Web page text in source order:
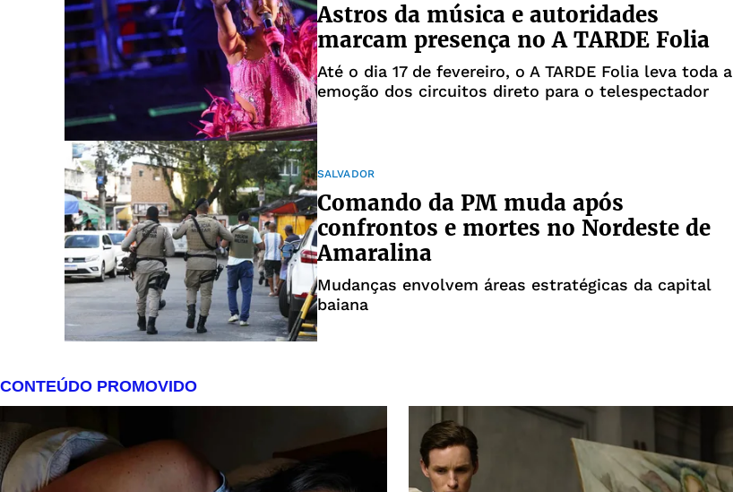
Astros da música e autoridades
marcam presença no A TARDE Folia
Até o dia 17 de fevereiro, o A TARDE Folia leva toda a
emoção dos circuitos direto para o telespectador
SALVADOR
Comando da PM muda após
confrontos e mortes no Nordeste de
Amaralina
Mudanças envolvem áreas estratégicas da capital
baiana